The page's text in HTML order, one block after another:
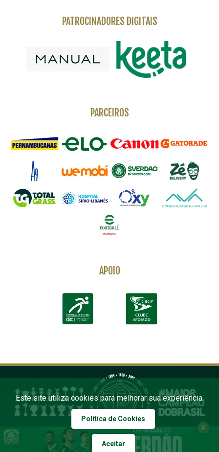
PATROCINADORES DIGITAIS
PARCEIROS
APOIO
COPYRIGHT 2026 PALMEIRAS. TODOS OS DIREITOS RESERVADOS
Este site utiliza cookies para melhorar sua experiência.
Política de Cookies
Aceitar